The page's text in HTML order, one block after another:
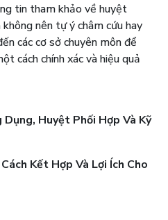
tin tham khảo về huyệt
nên tự ý châm cứu hay
các cơ sở chuyên môn để
cách chính xác và hiệu quả
Dụng, Huyệt Phối Hợp Và Kỹ
Kết Hợp Và Lợi Ích Cho